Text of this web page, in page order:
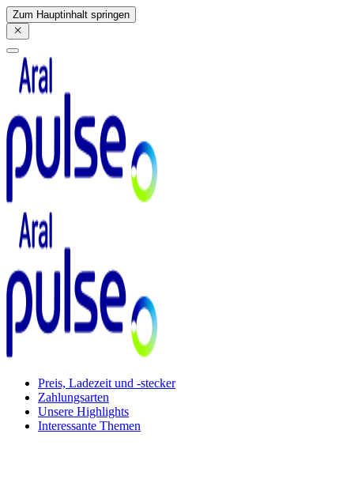
Zum Hauptinhalt springen
Preis, Ladezeit und -stecker
Zahlungsarten
Unsere Highlights
Interessante Themen